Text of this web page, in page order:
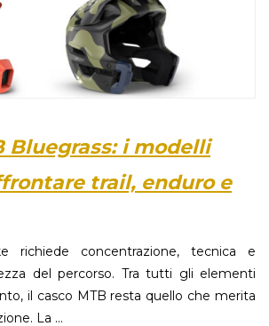
Bluegrass: i modelli
trail, enduro e
richiede concentrazione, tecnica e
del percorso. Tra tutti gli elementi
il casco MTB resta quello che merita
La ...